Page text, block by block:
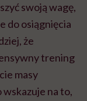
swoją wagę,
do osiągnięcia
że
trening
masy
na to,